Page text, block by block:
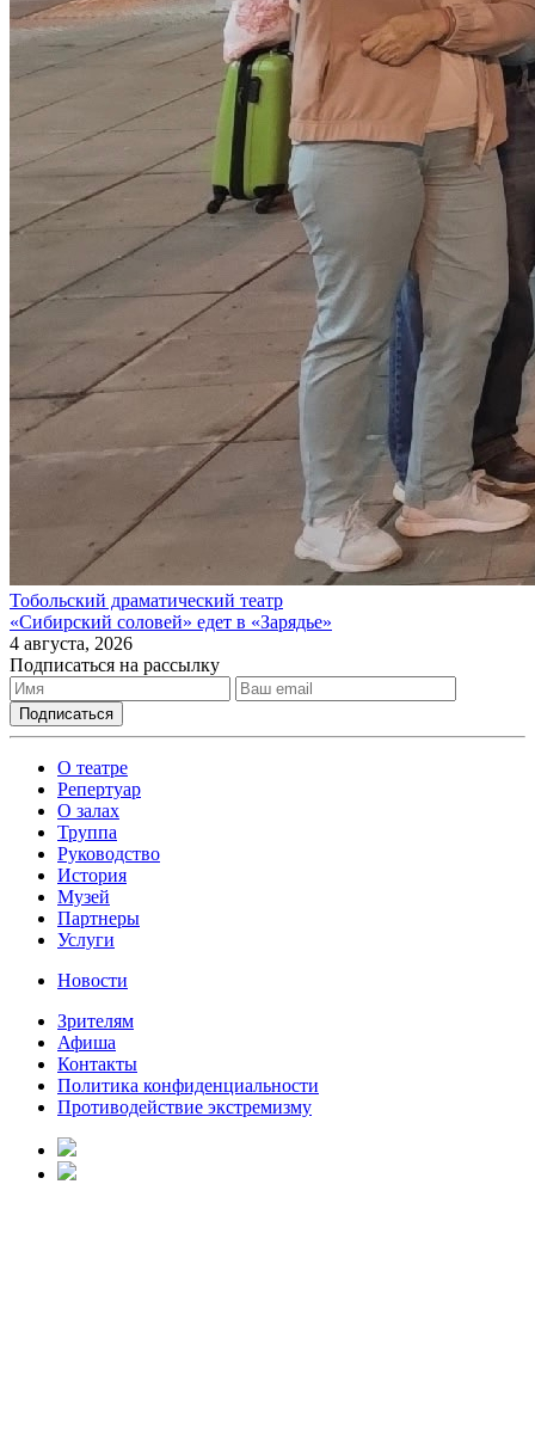
Тобольский драматический театр
«Сибирский соловей» едет в «Зарядье»
4 августа, 2026
Подписаться на рассылку
О театре
Репертуар
О залах
Труппа
Руководство
История
Музей
Партнеры
Услуги
Новости
Зрителям
Афиша
Контакты
Политика конфиденциальности
Противодействие экстремизму